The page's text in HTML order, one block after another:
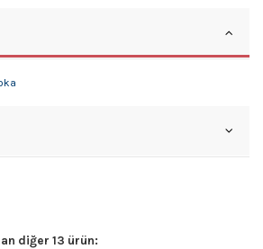
diğer 13 ürün: